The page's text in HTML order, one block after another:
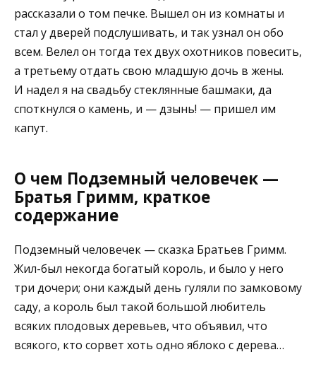
рассказали о том печке. Вышел он из комнаты и
стал у дверей подслушивать, и так узнал он обо
всем. Велел он тогда тех двух охотников повесить,
а третьему отдать свою младшую дочь в жены.
И надел я на свадьбу стеклянные башмаки, да
споткнулся о камень, и — дзынь! — пришел им
капут.
О чем Подземный человечек —
Братья Гримм, краткое
содержание
Подземный человечек — сказка Братьев Гримм.
Жил-был некогда богатый король, и было у него
три дочери; они каждый день гуляли по замковому
саду, а король был такой большой любитель
всяких плодовых деревьев, что объявил, что
всякого, кто сорвет хоть одно яблоко с дерева…